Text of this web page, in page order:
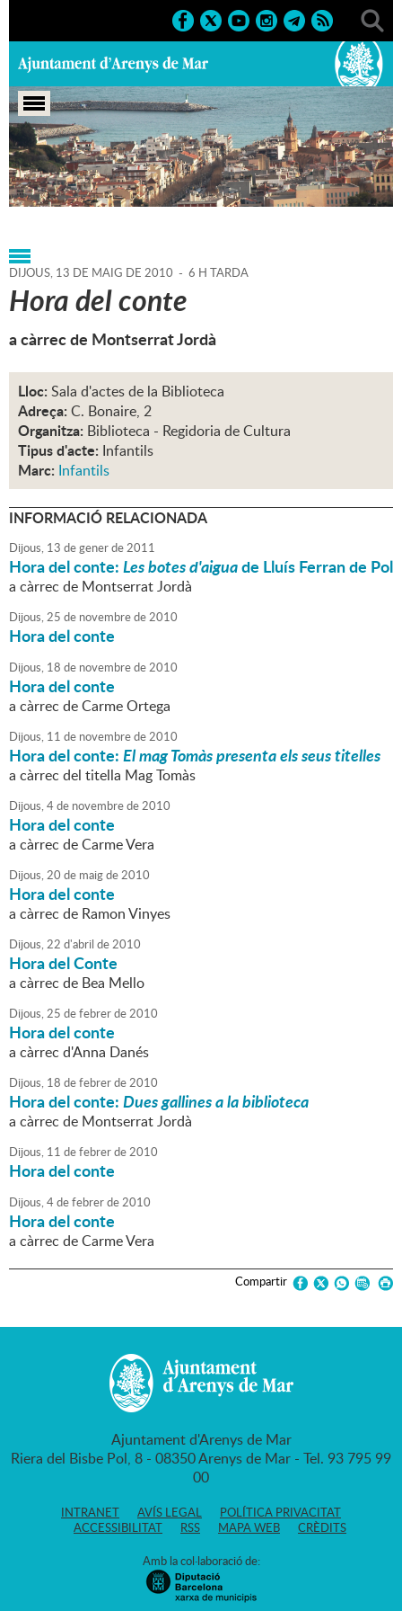
Portada > Agenda > 13-05-
2010 > Marcs > Culturals > 2010 > Infantils
DIJOUS, 13 DE MAIG DE 2010 - 6 H TARDA
Hora del conte
a càrrec de Montserrat Jordà
Lloc: Sala d'actes de la Biblioteca
Adreça: C. Bonaire, 2
Organitza: Biblioteca - Regidoria de Cultura
Tipus d'acte: Infantils
Marc: Infantils
INFORMACIÓ RELACIONADA
Dijous, 13 degenerde2011
Hora del conte:Les botes d'aiguade Lluís Ferran de Pol
a càrrec de Montserrat Jordà
Dijous,25 de novembrede2010
Hora del conte
Dijous, 18 de novembrede2010
Hora del conte
a càrrec de Carme Ortega
Dijous, 11 de novembrede2010
Hora del conte:El mag Tomàs presenta els seus titelles
a càrrec del titella Mag Tomàs
Dijous,4de novembrede2010
Hora del conte
a càrrec de Carme Vera
Dijous,20 de maigde2010
Hora del conte
a càrrec de Ramon Vinyes
Dijous,22 d'abril de2010
Hora del Conte
a càrrec de Bea Mello
Dijous,25 defebrerde2010
Hora del conte
a càrrec d'Anna Danés
Dijous, 18 defebrerde2010
Hora del conte:Dues gallines a la biblioteca
a càrrec de Montserrat Jordà
Dijous, 11 defebrerde2010
Hora del conte
Dijous,4defebrerde2010
Hora del conte
a càrrec de Carme Vera
Compartir
Ajuntament d'Arenys de Mar
Riera del Bisbe Pol, 8 - 08350 Arenys de Mar - Tel. 93 795 99
00
INTRANET AVÍS LEGAL
POLÍTICA PRIVACITAT
ACCESSIBILITAT
RSS MAPA WEB CRÈDITS
Amb la col·laboració de: